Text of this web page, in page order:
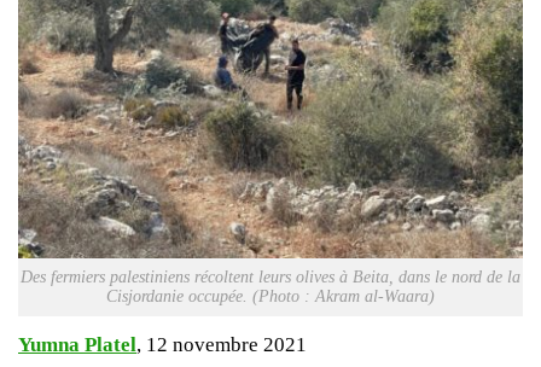
Des fermiers palestiniens récoltent leurs olives à Beita, dans le nord de la
Cisjordanie occupée. (Photo : Akram al-Waara)
Yumna Platel, 12 novembre 2021